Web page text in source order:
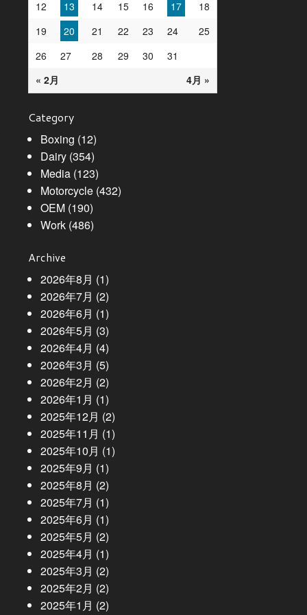
« 2月 4月 »
12
13 14 15 16 17
18
19
20 21 22 23 24
25
26
27 28 29 30 31
Category
Boxing (12)
Dairy(354)
Media(123)
Motorcycle(432)
OEM(190)
Work(486)
Archive
2026年8月 (1)
2026年7月 (2)
2026年6月 (1)
2026年5月 (3)
2026年4月 (4)
2026年3月 (5)
2026年2月 (2)
2026年1月 (1)
2025年12月 (2)
2025年11月 (1)
2025年10月 (1)
2025年9月 (1)
2025年8月 (2)
2025年7月 (1)
2025年6月 (1)
2025年5月 (2)
2025年4月 (1)
2025年3月 (2)
2025年2月 (2)
2025年1月 (2)